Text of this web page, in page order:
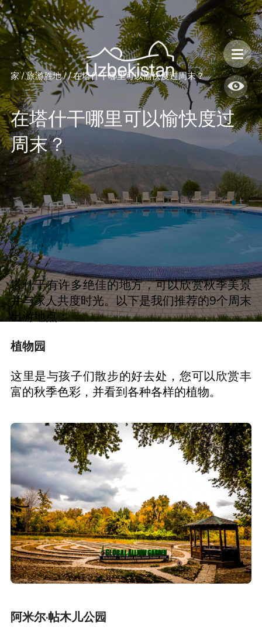
乌兹别克斯坦的安全性和旅行特点
家 / 旅游胜地 / / 在塔什干哪里可以愉快度过周末？
在塔什干哪里可以愉快度过
周末？
塔什干有许多绝佳的地方，可以欣赏秋季美景
并与家人共度时光。以下是我们推荐的9个周末
出游地点：
植物园
这里是与孩子们散步的好去处，您可以欣赏丰
富的秋季色彩，并看到各种各样的植物。
阿米尔·帖木儿公园